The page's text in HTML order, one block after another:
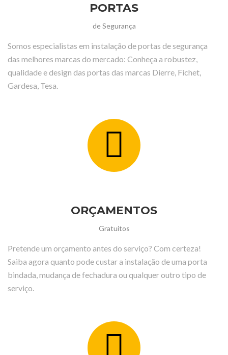
PORTAS
de Segurança
Somos especialistas em instalação de portas de segurança
das melhores marcas do mercado: Conheça a robustez,
qualidade e design das portas das marcas Dierre, Fichet,
Gardesa, Tesa.
ORÇAMENTOS
Gratuitos
Pretende um orçamento antes do serviço? Com certeza!
Saiba agora quanto pode custar a instalação de uma porta
bindada, mudança de fechadura ou qualquer outro tipo de
serviço.